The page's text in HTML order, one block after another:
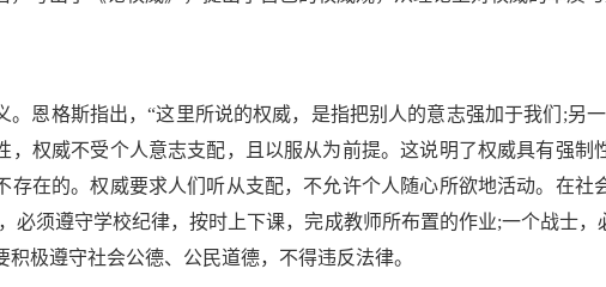
格斯指出，“这里所说的权威，是指把别人的意志强加于我们;另
，权威不受个人意志支配，且以服从为前提。这说明了权威具有强制
存在的。权威要求人们听从支配，不允许个人随心所欲地活动。在
必须遵守学校纪律，按时上下课，完成教师所布置的作业;一个战士
积极遵守社会公德、公民道德，不得违反法律。